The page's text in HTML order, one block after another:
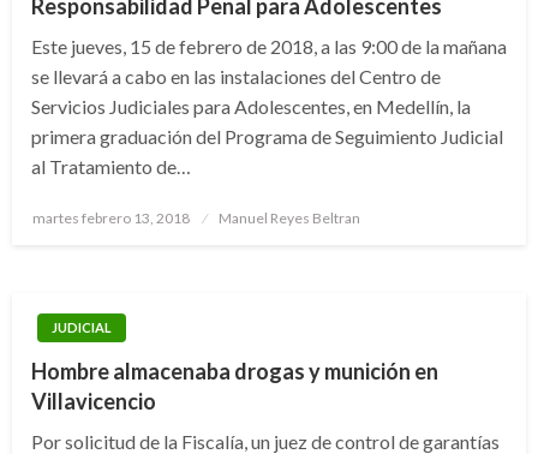
Responsabilidad Penal para Adolescentes
Este jueves, 15 de febrero de 2018, a las 9:00 de la mañana
se llevará a cabo en las instalaciones del Centro de
Servicios Judiciales para Adolescentes, en Medellín, la
primera graduación del Programa de Seguimiento Judicial
al Tratamiento de…
Publicado
martes febrero 13, 2018 Manuel Reyes Beltran
JUDICIAL
Hombre almacenaba drogas y munición en
Villavicencio
Por solicitud de la Fiscalía, un juez de control de garantías